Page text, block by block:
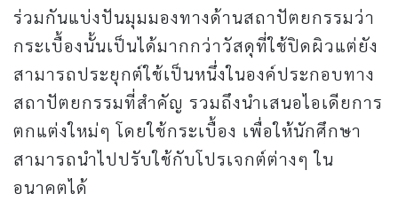
ร่วมกันแบ่งปันมุมมองทางด้านสถาปัตยกรรมว่า
กระเบื้องนั้นเป็นได้มากกว่าวัสดุที่ใช้ปิดผิวแต่ยัง
สามารถประยุกต์ใช้เป็นหนึ่งในองค์ประกอบทาง
สถาปัตยกรรมที่สำคัญ รวมถึงนำเสนอไอเดียการ
ตกแต่งใหม่ๆ โดยใช้กระเบื้อง เพื่อให้นักศึกษา
สามารถนำไปปรับใช้กับโปรเจกต์ต่างๆ ใน
อนาคตได้